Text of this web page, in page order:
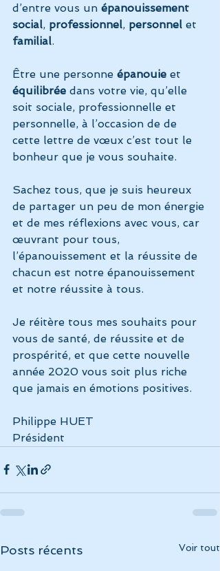
d’entre vous un épanouissement
social, professionnel, personnel et
familial.
Être une personne épanouie et
équilibrée dans votre vie, qu’elle
soit sociale, professionnelle et
personnelle, à l’occasion de de
cette lettre de vœux c’est tout le
bonheur que je vous souhaite.
Sachez tous, que je suis heureux
de partager un peu de mon énergie
et de mes réflexions avec vous, car
œuvrant pour tous,
l’épanouissement et la réussite de
chacun est notre épanouissement
et notre réussite à tous.
Je réitère tous mes souhaits pour
vous de santé, de réussite et de
prospérité, et que cette nouvelle
année 2020 vous soit plus riche
que jamais en émotions positives.
Philippe HUET
Président
Posts récents Voir tout